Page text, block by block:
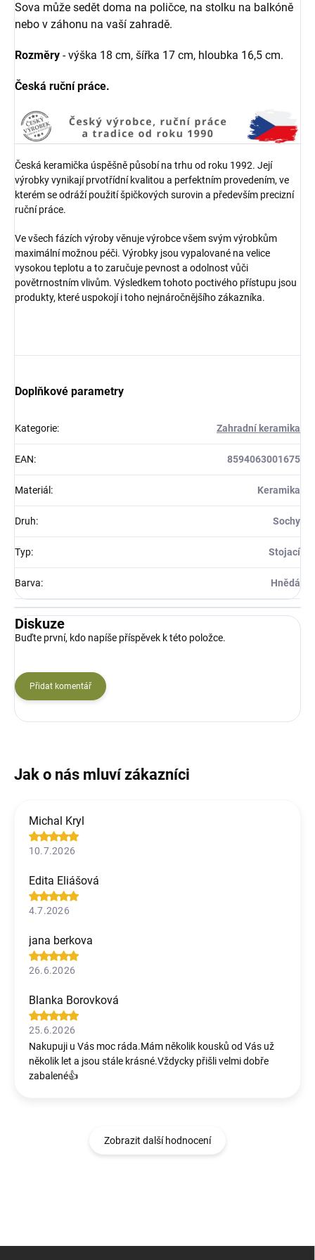
Sova může sedět doma na poličce, na stolku na balkóně
nebo v záhonu na vaší zahradě.
Rozměry - výška 18 cm, šířka 17 cm, hloubka 16,5 cm.
Česká ruční práce.
Česká keramička úspěšně působí na trhu od roku 1992. Její
výrobky vynikají prvotřídní kvalitou a perfektním provedením, ve
kterém se odráží použití špičkových surovin a především precizní
ruční práce.
Ve všech fázích výroby věnuje výrobce všem svým výrobkům
maximální možnou péči. Výrobky jsou vypalované na velice
vysokou teplotu a to zaručuje pevnost a odolnost vůči
povětrnostním vlivům. Výsledkem tohoto poctivého přístupu jsou
produkty, které uspokojí i toho nejnáročnějšího zákazníka.
Doplňkové parametry
Kategorie: Zahradní keramika
EAN: 8594063001675
Materiál : Keramika
Druh: Sochy
Typ: Stojací
Barva: Hnědá
Diskuze
Buďte první, kdo napíše příspěvek k této položce.
Přidat komentář
Michal Kryl
10.7.2026
Edita Eliášová
4.7.2026
jana berkova
26.6.2026
Blanka Borovková
25.6.2026
Nakupuji u Vás moc ráda.Mám několik kousků od Vás už
několik let a jsou stále krásné.Vždycky přišli velmi dobře
zabalené👍
Zobrazit další hodnocení